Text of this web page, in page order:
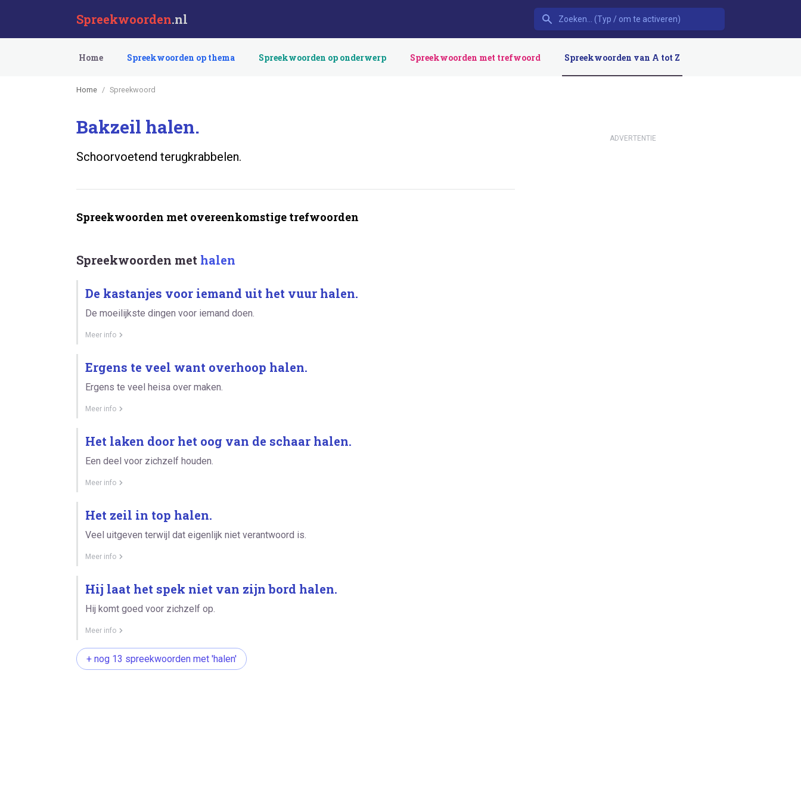
Spreekwoorden.nl
Home Spreekwoorden op thema Spreekwoorden op onderwerp Spreekwoorden met trefwoord Spreekwoorden van A tot Z
Home Spreekwoord
Bakzeil halen.
Schoorvoetend terugkrabbelen.
Spreekwoorden met overeenkomstige trefwoorden
Spreekwoorden met halen
De kastanjes voor iemand uit het vuur halen.
De moeilijkste dingen voor iemand doen.
Meer info
Ergens te veel want overhoop halen.
Ergens te veel heisa over maken.
Meer info
Het laken door het oog van de schaar halen.
Een deel voor zichzelf houden.
Meer info
Het zeil in top halen.
Veel uitgeven terwijl dat eigenlijk niet verantwoord is.
Meer info
Hij laat het spek niet van zijn bord halen.
Hij komt goed voor zichzelf op.
Meer info
+ nog 13 spreekwoorden met 'halen'
ADVERTENTIE